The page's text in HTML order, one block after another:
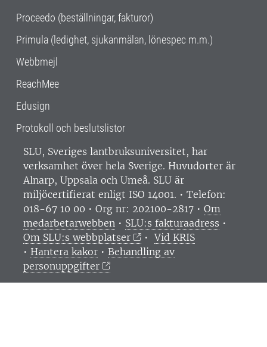
Proceedo (beställningar, fakturor)
Primula (ledighet, sjukanmälan, lönespec m.m.)
Webbmejl
ReachMee
Edusign
Protokoll och beslutslistor
SLU, Sveriges lantbruksuniversitet, har
verksamhet över hela Sverige. Huvudorter är
Alnarp, Uppsala och Umeå. SLU är
miljöcertifierat enligt ISO 14001. • Telefon:
018-67 10 00 • Org nr: 202100-2817 • Om
medarbetarwebben • SLU:s fakturaadress •
Om SLU:s webbplatser
•Vid KRIS
• Hantera kakor • Behandling av
personuppgifter